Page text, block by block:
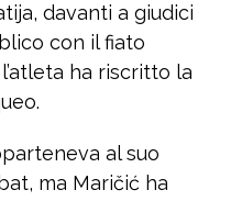
davanti a giudici
con il fiato
ha riscritto la
al suo
ma Maričić ha